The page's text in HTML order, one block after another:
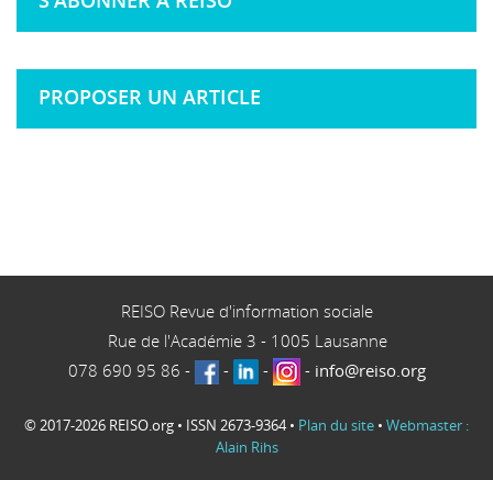
PROPOSER UN ARTICLE
REISO Revue d'information sociale
Rue de l'Académie 3 - 1005 Lausanne
078 690 95 86 - - - - info@reiso.org
© 2017-2026 REISO.org • ISSN 2673-9364 • Plan du site • Webmaster :
Alain Rihs